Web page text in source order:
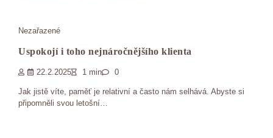
Nezařazené
Uspokojí i toho nejnáročnějšího klienta
22.2.2025 1 min 0
Jak jistě víte, paměť je relativní a často nám selhává. Abyste si
připomněli svou letošní…